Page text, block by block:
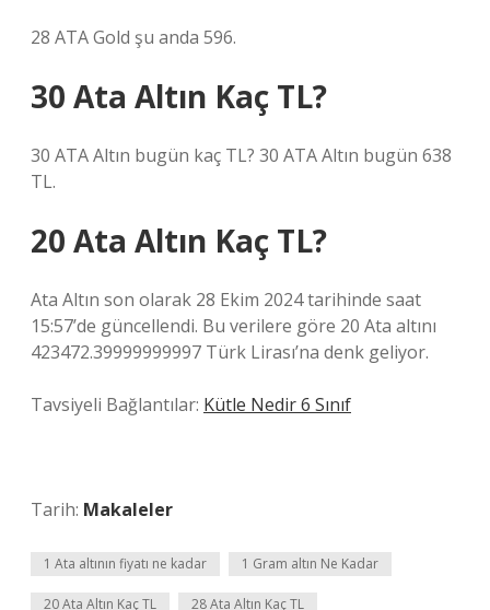
28 ATA Gold şu anda 596.
30 Ata Altın Kaç TL?
30 ATA Altın bugün kaç TL? 30 ATA Altın bugün 638
TL.
20 Ata Altın Kaç TL?
Ata Altın son olarak 28 Ekim 2024 tarihinde saat
15:57’de güncellendi. Bu verilere göre 20 Ata altını
423472.39999999997 Türk Lirası’na denk geliyor.
Tavsiyeli Bağlantılar: Kütle Nedir 6 Sınıf
Tarih: Makaleler
1 Ata altının fiyatı ne kadar 1 Gram altın Ne Kadar
20 Ata Altın Kaç TL 28 Ata Altın Kaç TL